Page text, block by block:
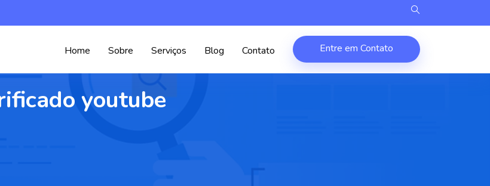
Home Sobre Serviços Blog Contato Entre em Contato
youtube